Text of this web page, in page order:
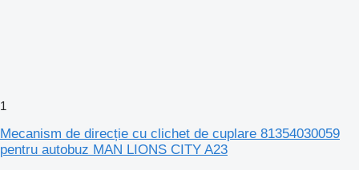
1
Mecanism de direcție cu clichet de cuplare 81354030059
pentru autobuz MAN LIONS CITY A23